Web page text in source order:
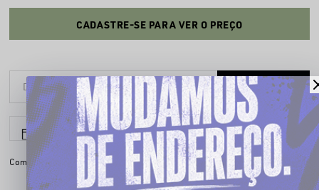
CADASTRE-SE PARA VER O PREÇO
Parcele em até6x sem juros
Compartilhe: